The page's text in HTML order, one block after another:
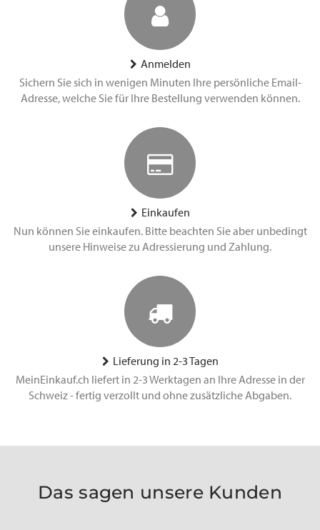
Anmelden
Sichern Sie sich in wenigen Minuten Ihre persönliche Email-
Adresse, welche Sie für Ihre Bestellung verwenden können.
Einkaufen
Nun können Sie einkaufen. Bitte beachten Sie aber unbedingt
unsere Hinweise zu Adressierung und Zahlung.
Lieferung in 2-3 Tagen
MeinEinkauf.ch liefert in 2-3 Werktagen an Ihre Adresse in der
Schweiz - fertig verzollt und ohne zusätzliche Abgaben.
Das sagen unsere Kunden